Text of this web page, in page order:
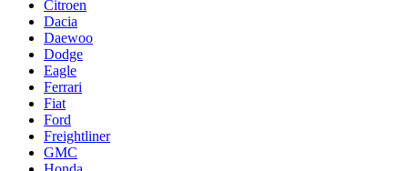
Citroen
Dacia
Daewoo
Dodge
Eagle
Ferrari
Fiat
Ford
Freightliner
GMC